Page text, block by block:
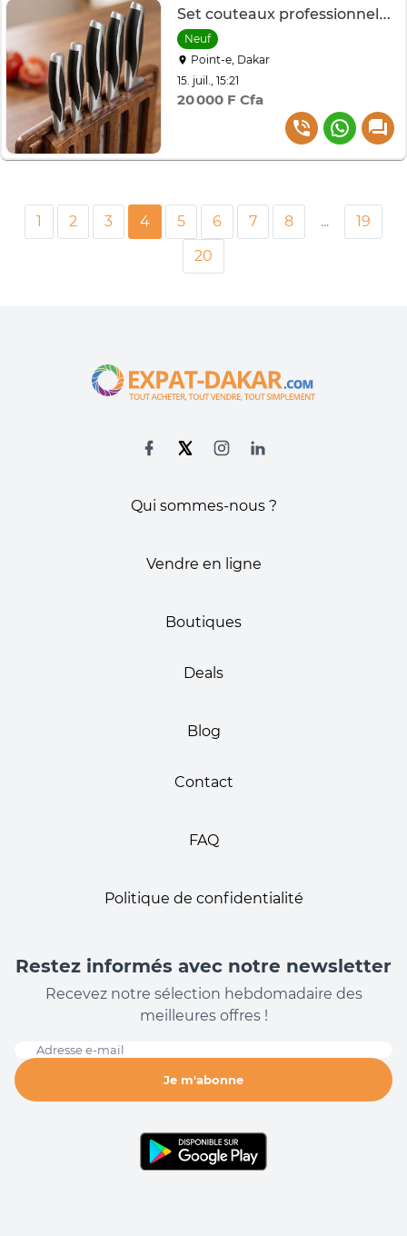
Set couteaux professionnels inox 5 pièces avec support bois
Neuf
Point-e, Dakar
15. juil., 15:21
20 000 F Cfa
1 2 3 4 5 6 7 8 ...
19
20
Qui sommes-nous ?
Vendre en ligne
Boutiques
Deals
Blog
Contact
FAQ
Politique de confidentialité
Restez informés avec notre newsletter
Recevez notre sélection hebdomadaire des
meilleures offres !
Adresse e-mail
Je m'abonne